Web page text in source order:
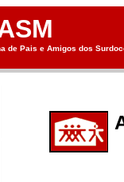
de Pais e Amigos dos